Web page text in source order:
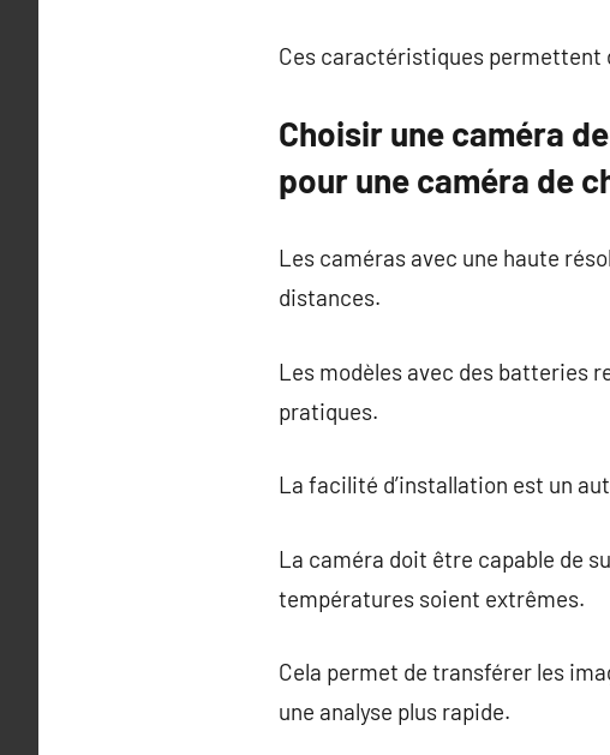
Ces caractéristiques permettent
Choisir une caméra
pour une caméra de
Les caméras avec une haute
distances.
Les modèles avec des batteries
pratiques.
La facilité d’installation est un
La caméra doit être capable de
températures soient extrêmes.
Cela permet de transférer les
une analyse plus rapide.